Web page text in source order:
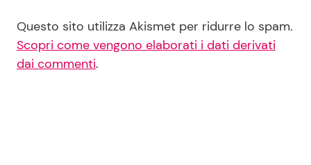
Questo sito utilizza Akismet per ridurre lo spam.
Scopri come vengono elaborati i dati derivati
dai commenti.